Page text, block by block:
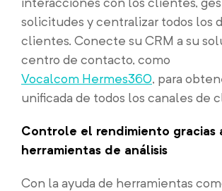
solicitudes y centralizar todos los
clientes. Conecte su CRM a su
centro de contacto, como
Vocalcom Hermes360, para
unificada de todos los canales de
Controle el rendimiento gracias
herramientas de análisis
Con la ayuda de herramientas